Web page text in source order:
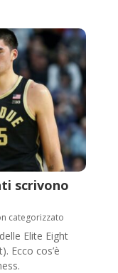
scrivono
categorizzato
Elite Eight
Ecco cos’è